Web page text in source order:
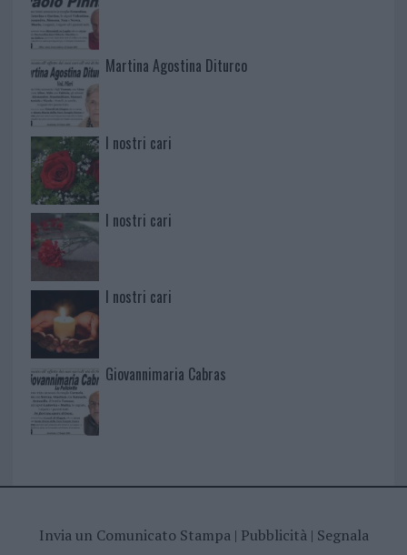
Martina Agostina Diturco
I nostri cari
I nostri cari
I nostri cari
Giovannimaria Cabras
Invia un Comunicato Stampa| Pubblicità| Segnala